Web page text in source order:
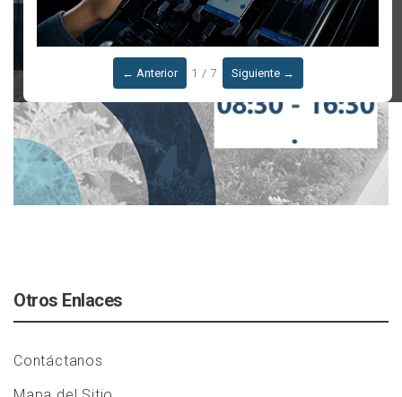
← Anterior 1 / 7 Siguiente →
Otros Enlaces
Contáctanos